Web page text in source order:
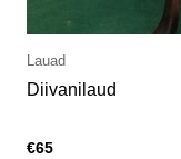
Lauad
Diivanilaud
€65